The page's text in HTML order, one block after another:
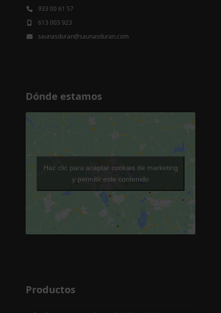
933 00 61 57
613 003 923
saunasduran@saunasduran.com
Dónde estamos
Haz clic para aceptar cookies de marketing
y permitir este contenido
Productos